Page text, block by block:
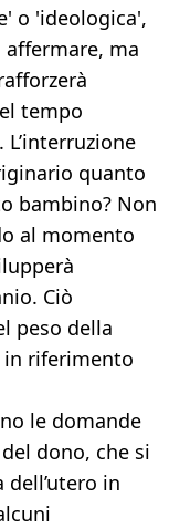
o 'ideologica',
ma
tempo
quanto
bambino? Non
al momento
Ciò
peso della
in riferimento
le domande
dono, che si
in